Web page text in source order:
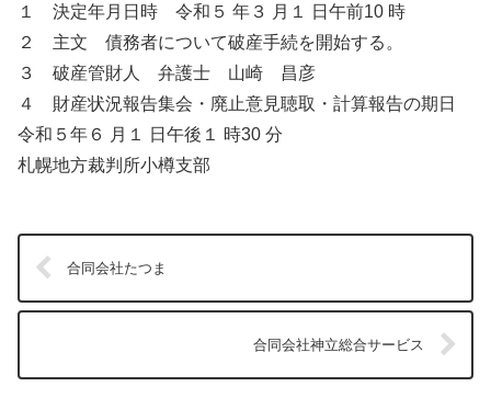
１ 決定年月日時 令和５ 年３ 月１ 日午前10 時
２ 主文 債務者について破産手続を開始する。
３ 破産管財人 弁護士 山崎 昌彦
４ 財産状況報告集会・廃止意見聴取・計算報告の期日
令和５年６ 月１ 日午後１ 時30 分
札幌地方裁判所小樽支部
合同会社たつま
合同会社神立総合サービス